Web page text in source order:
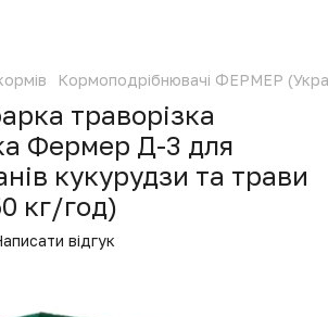
Кормоподрібнювачі ФЕРМЕР
траворізка
Фермер Д-3 для
кукурудзи та трави
кг/год)
відгук